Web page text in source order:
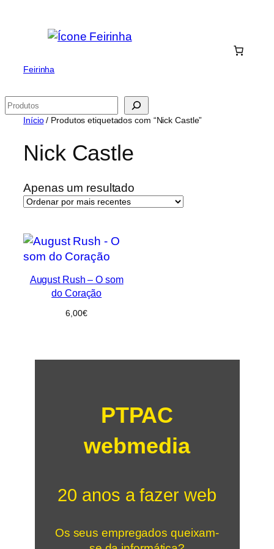
Feirinha
Pesquisar
Início/ Produtos etiquetados com “Nick Castle”
Nick Castle
Apenas um resultado
August Rush – O som
do Coração
6,00€
PTPAC
webmedia
20 anos a fazer web
Os seus empregados queixam-